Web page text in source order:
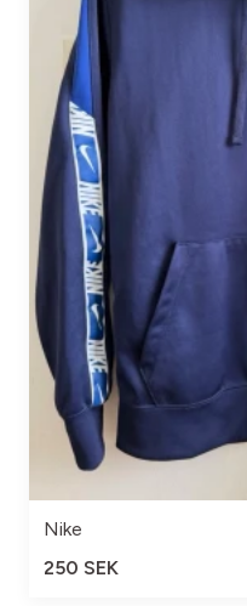
Nike
250 SEK